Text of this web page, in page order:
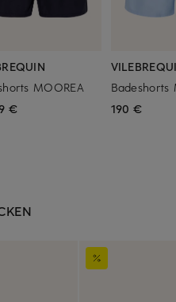
MOOREA
€
Badeshorts
190 €